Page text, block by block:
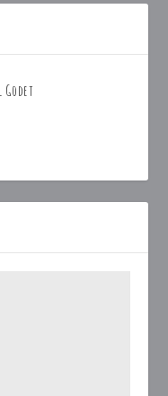
Godet